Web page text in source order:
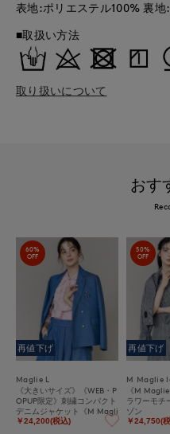
表地:ポリエステル100% 裏
■取扱い方法
取り扱いについて
おす
60%
OFF
再値下げ
Maglie L
《大きいサイズ》《WEB・P
OPUP限定》刺繍コンパクト
デニムジャケット《M Magli
e le cassetto》
￥24,200(税込)
50%
OFF
再値下げ
M Maglie
《M
ラワーモチ
ゾン
￥24,750(